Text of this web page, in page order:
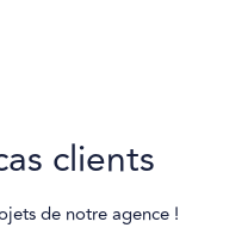
clients
de notre agence !